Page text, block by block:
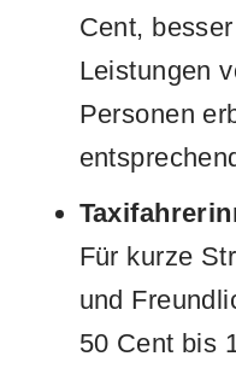
Cent,
Leistungen
Personen
Für kurze
und
50 Cent bis